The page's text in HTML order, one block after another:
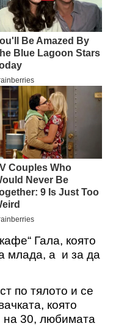
Гала, която
млада, а и за да
по тялото и се
която
на 30, любимата